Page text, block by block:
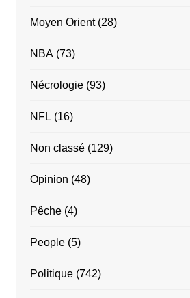
Moyen Orient(28)
NBA(73)
Nécrologie(93)
NFL (16)
Non classé(129)
Opinion (48)
Pêche(4)
People(5)
Politique(742)